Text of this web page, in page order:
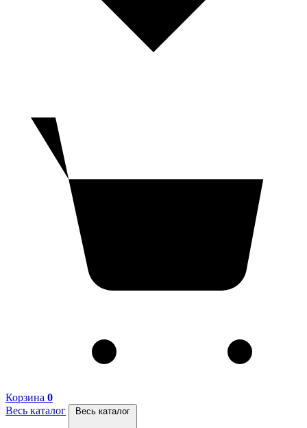
Корзина 0
Весь каталог
Весь каталог